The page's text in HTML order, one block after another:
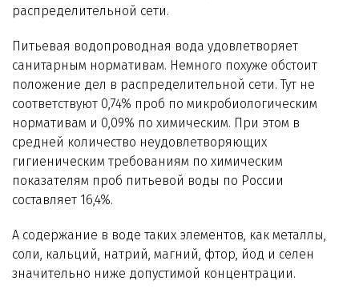
распределительной сети.
Питьевая водопроводная вода удовлетворяет
санитарным нормативам. Немного похуже обстоит
положение дел в распределительной сети. Тут не
соответствуют 0,74% проб по микробиологическим
нормативам и 0,09% по химическим. При этом в
средней количество неудовлетворяющих
гигиеническим требованиям по химическим
показателям проб питьевой воды по России
составляет 16,4%.
А содержание в воде таких элементов, как металлы,
соли, кальций, натрий, магний, фтор, йод и селен
значительно ниже допустимой концентрации.